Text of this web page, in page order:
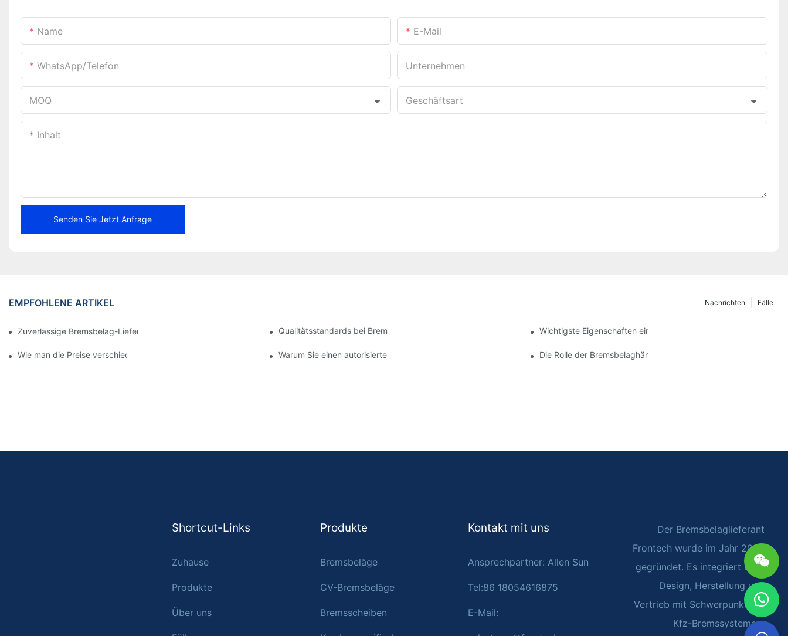
Name E-Mail
WhatsApp/Telefon Unternehmen
MOQ Geschäftsart
Inhalt
Senden Sie Jetzt Anfrage
EMPFOHLENE ARTIKEL Fälle
Nachrichten
Zuverlässige Bremsbelag-Lieferanten für Ihr Unternehmen finden Qualitätsstandards bei Bremsbelagherstellern verstehen Wichtigste Eigenschaften eines zuverlässigen
Wie man die Preise verschiedener Bremsbelaghändler vergleicht Warum Sie einen autorisierten Bremsbelaghändler wählen sollten Die Rolle der Bremsbelaghändler bei der Fahrzeugwartung
Shortcut-Links
Zuhause
Produkte
Über uns
Produkte
Bremsbeläge
CV-Bremsbeläge
Bremsscheiben
Kontakt mit uns
Ansprechpartner: Allen Sun
Tel:86 18054616875
E-Mail:
Der Bremsbelaglieferant
Frontech wurde im Jahr 2002
gegründet. Es integriert R&D,
Design, Herstellung und
Vertrieb mit Schwerpunkt auf
Kfz-Bremssystemen